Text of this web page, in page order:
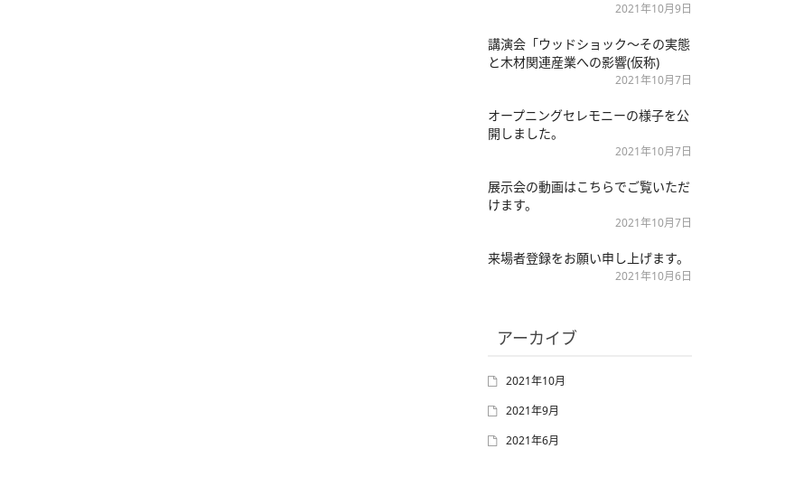
2021年10月9日
講演会「ウッドショック〜その実態
と木材関連産業への影響(仮称)
2021年10月7日
オープニングセレモニーの様子を公
開しました。
2021年10月7日
展示会の動画はこちらでご覧いただ
けます。
2021年10月7日
来場者登録をお願い申し上げます。
2021年10月6日
アーカイブ
2021年10月
2021年9月
2021年6月